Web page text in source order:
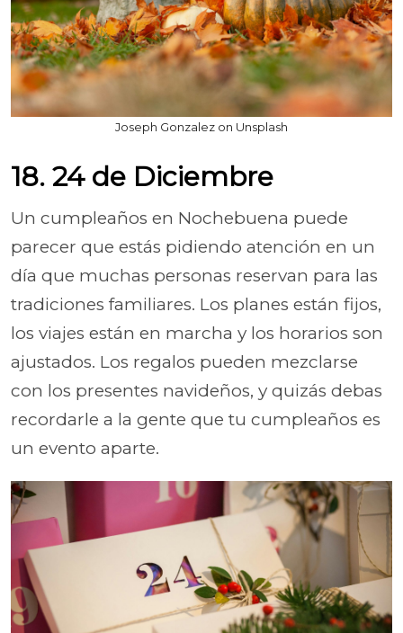
Joseph Gonzalez on Unsplash
18. 24 de Diciembre
Un cumpleaños en Nochebuena puede
parecer que estás pidiendo atención en un
día que muchas personas reservan para las
tradiciones familiares. Los planes están fijos,
los viajes están en marcha y los horarios son
ajustados. Los regalos pueden mezclarse
con los presentes navideños, y quizás debas
recordarle a la gente que tu cumpleaños es
un evento aparte.